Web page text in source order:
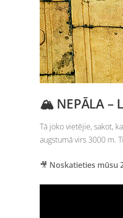
🏔 NEPĀLA –
Tā joko vietējie, sakot,
augstumā virs 3000 m.
🎥 Noskatieties mūsu